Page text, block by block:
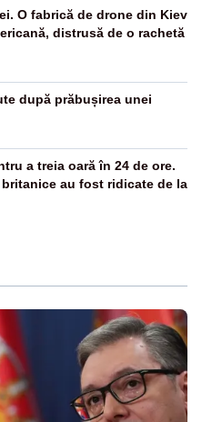
O fabrică de drone din Kiev
distrusă de o rachetă
după prăbușirea unei
a treia oară în 24 de ore.
au fost ridicate de la